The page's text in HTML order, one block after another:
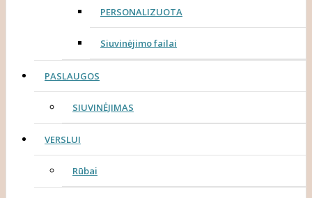
PERSONALIZUOTA
Siuvinėjimo failai
PASLAUGOS
SIUVINĖJIMAS
VERSLUI
Rūbai